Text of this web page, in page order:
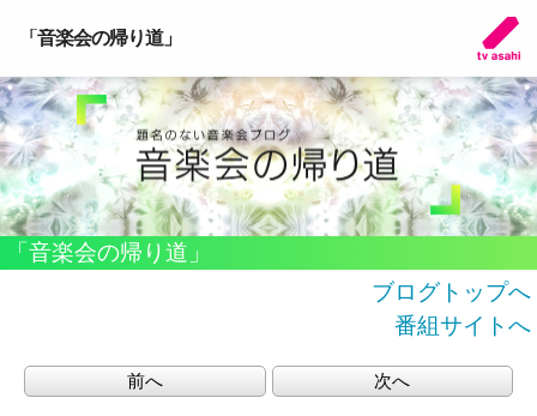
「音楽会の帰り道」
「音楽会の帰り道」
ブログトップへ
番組サイトへ
前へ 次へ